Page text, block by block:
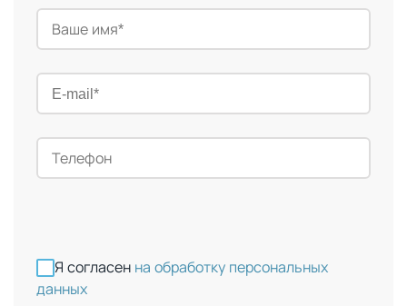
Я согласен на обработку персональных
данных